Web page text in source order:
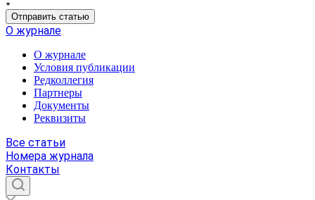
Отправить статью
О журнале
О журнале
Условия публикации
Редколлегия
Партнеры
Документы
Реквизиты
Все статьи
Номера журнала
Контакты